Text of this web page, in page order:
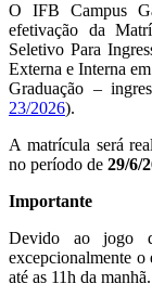
O IFB Campus
efetivação da
Seletivo Para
Externa e Interna
Graduação –
23/2026).
A matrícula será
no período de 29/6/
Importante
Devido ao jogo
excepcionalmente o
até as 11h da manhã.